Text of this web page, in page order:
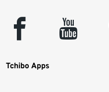
facebook youtube
Tchibo Apps